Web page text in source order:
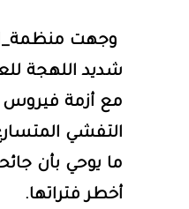
وجهت
شديد اللهجة
مع أزمة
التفشي
ما يوحي بأن
أخطر فتراتها.